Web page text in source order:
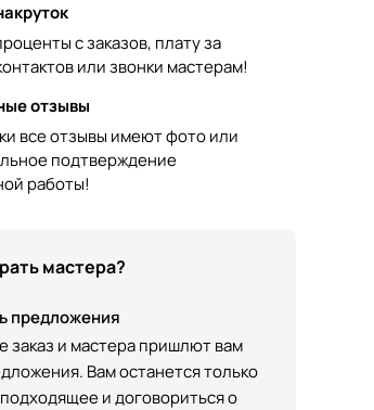
с заказов, плату за
или звонки мастерам!
отзывы
все отзывы имеют фото или
подтверждение
работы!
мастера?
предложения
заказ и мастера пришлют вам
Вам останется только
и договориться о